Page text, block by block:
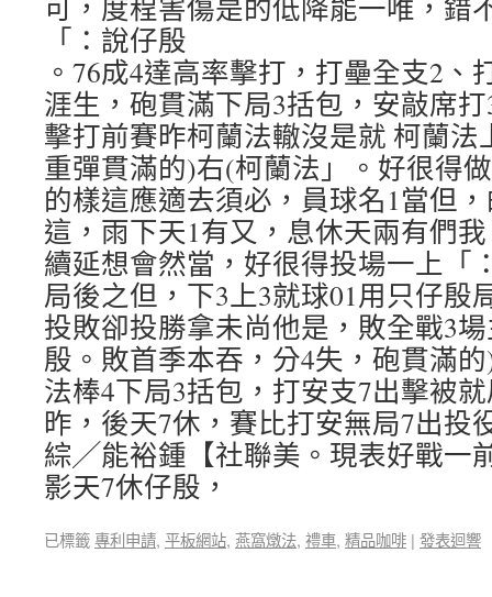
可，度程害傷是的低降能一唯，錯
「：說仔殷
。76成4達高率擊打，打壘全支2、
涯生，砲貫滿下局3括包，安敲席
擊打前賽昨柯蘭法轍沒是就 柯蘭
重彈貫滿的)右(柯蘭法」。好很得
的樣這應適去須必，員球名1當但
這，雨下天1有又，息休天兩有們
續延想會然當，好很得投場一上「
局後之但，下3上3就球01用只仔殷
投敗卻投勝拿未尚他是，敗全戰3
殷。敗首季本吞，分4失，砲貫滿的
法棒4下局3括包，打安支7出擊被
昨，後天7休，賽比打安無局7出投
綜╱能裕鍾【社聯美。現表好戰一
影天7休仔殷，
已標籤專利申請, 平板網站, 燕窩燉法, 禮車, 精品咖啡 | 發表迴響